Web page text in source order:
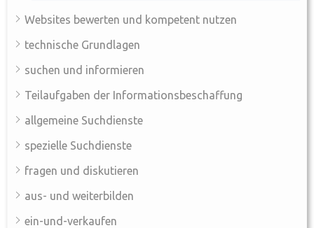
Websites bewerten und kompetent nutzen
technische Grundlagen
suchen und informieren
Teilaufgaben der Informationsbeschaffung
allgemeine Suchdienste
spezielle Suchdienste
fragen und diskutieren
aus- und weiterbilden
ein-und-verkaufen